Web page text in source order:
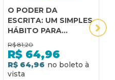
O PODER DA
ESCRITA: UM SIMPLES
HÁBITO PARA
TRANSFORMAR SUA
MENTE E
TRANSFORMAR SUA
VIDA
R$ 81,20
R$ 64,96
R$ 64,96